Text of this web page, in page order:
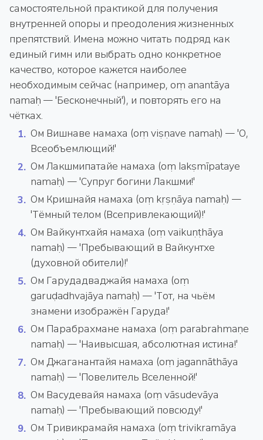
самостоятельной практикой для получения
внутренней опоры и преодоления жизненных
препятствий. Имена можно читать подряд как
единый гимн или выбрать одно конкретное
качество, которое кажется наиболее
необходимым сейчас (например, oṃ anantāya
namaḥ — 'Бесконечный'), и повторять его на
чётках.
Ом Вишнаве намаха (oṃ viṣṇave namaḥ) — 'О,
Всеобъемлющий!'
Ом Лакшмипатайе намаха (oṃ lakṣmīpataye
namaḥ) — 'Супруг богини Лакшми!'
Ом Кришнайя намаха (oṃ kṛṣṇāya namaḥ) —
'Тёмный телом (Всепривлекающий)!'
Ом Вайкунтхайя намаха (oṃ vaikuṇṭhāya
namaḥ) — 'Пребывающий в Вайкунтхе
(духовной обители)!'
Ом Гарудадваджайя намаха (oṃ
garuḍadhvajāya namaḥ) — 'Тот, на чьём
знамени изображён Гаруда!'
Ом Парабрахмане намаха (oṃ parabrahmaṇe
namaḥ) — 'Наивысшая, абсолютная истина!'
Ом Джаганантайя намаха (oṃ jagannāthāya
namaḥ) — 'Повелитель Вселенной!'
Ом Васудевайя намаха (oṃ vāsudevāya
namaḥ) — 'Пребывающий повсюду!'
Ом Тривикрамайя намаха (oṃ trivikramāya